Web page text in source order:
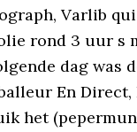
Varlib
rond 3 uur s
dag was
En
het